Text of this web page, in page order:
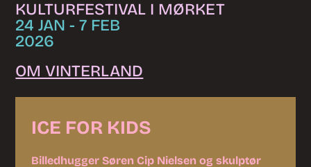
KULTURFESTIVAL I MØRKET
24 JAN - 7 FEB
2026
OM VINTERLAND
ICE FOR KIDS
Billedhugger Søren Cip Nielsen og skulptør